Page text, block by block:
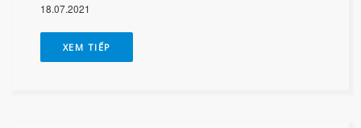
18.07.2021
XEM TIẾP